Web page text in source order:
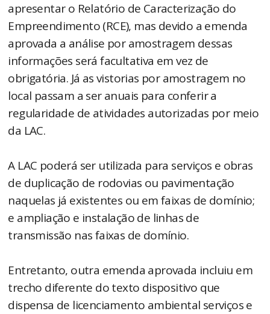
apresentar o Relatório de Caracterização do
Empreendimento (RCE), mas devido a emenda
aprovada a análise por amostragem dessas
informações será facultativa em vez de
obrigatória. Já as vistorias por amostragem no
local passam a ser anuais para conferir a
regularidade de atividades autorizadas por meio
da LAC.
A LAC poderá ser utilizada para serviços e obras
de duplicação de rodovias ou pavimentação
naquelas já existentes ou em faixas de domínio;
e ampliação e instalação de linhas de
transmissão nas faixas de domínio.
Entretanto, outra emenda aprovada incluiu em
trecho diferente do texto dispositivo que
dispensa de licenciamento ambiental serviços e